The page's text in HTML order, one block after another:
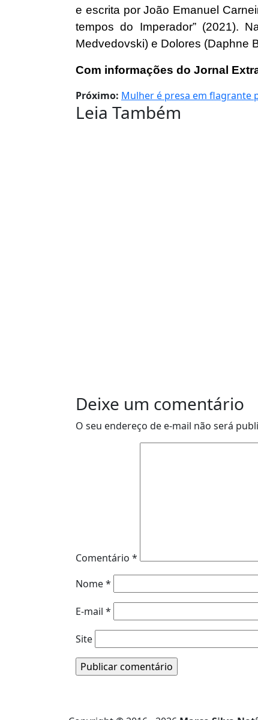
e escrita por João Emanuel
tempos do Imperador” (2021).
Medvedovski) e Dolores (Daphne
Com informações do Jornal
Próximo: Mulher é presa em flagrante
Leia Também
Deixe um comentário
O seu endereço de e-mail não será
Comentário *
Nome*
E-mail *
Site